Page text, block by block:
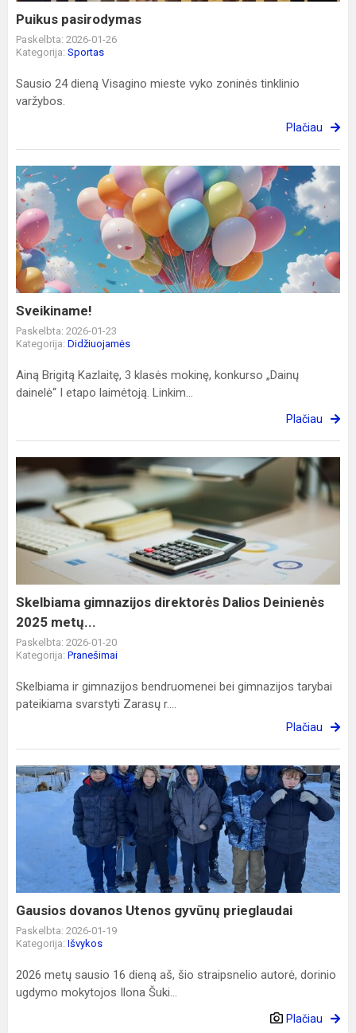
Puikus pasirodymas
Paskelbta: 2026-01-26
Kategorija: Sportas
Sausio 24 dieną Visagino mieste vyko zoninės tinklinio
varžybos.
Plačiau
Sveikiname!
Sveikiname!
Paskelbta: 2026-01-23
Kategorija: Didžiuojamės
Ainą Brigitą Kazlaitę, 3 klasės mokinę, konkurso „Dainų
dainelė“ I etapo laimėtoją. Linkim...
Plačiau
Skelbiama
gimnazijos
direktorės
Dalios
Deinienės
2025
Skelbiama gimnazijos direktorės Dalios Deinienės
2025 metų...
Paskelbta: 2026-01-20
Kategorija: Pranešimai
Skelbiama ir gimnazijos bendruomenei bei gimnazijos tarybai
pateikiama svarstyti Zarasų r....
Plačiau
Gausios
dovanos
prieglaudai
Gausios dovanos Utenos gyvūnų prieglaudai
Paskelbta: 2026-01-19
Kategorija: Išvykos
2026 metų sausio 16 dieną aš, šio straipsnelio autorė, dorinio
ugdymo mokytojos Ilona Šuki...
Plačiau